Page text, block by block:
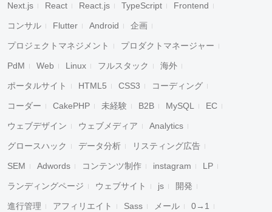
キャンセル 検索
Next.js React React.js TypeScript Frontend
コンサル Flutter Android 企画
プロジェクトマネジメント プロダクトマネージャー
PdM Web Linux フルスタック 海外
ポータルサイト HTML5 CSS3 コーディング
コーダー CakePHP 未経験 B2B MySQL EC
ウェブデザイン ウェブメディア Analytics
グロースハック データ分析 リスティング広告
SEM Adwords コンテンツ制作 instagram LP
ランディングページ ウェブサイト js 開発
進行管理 アフィリエイト Sass メール 0→1